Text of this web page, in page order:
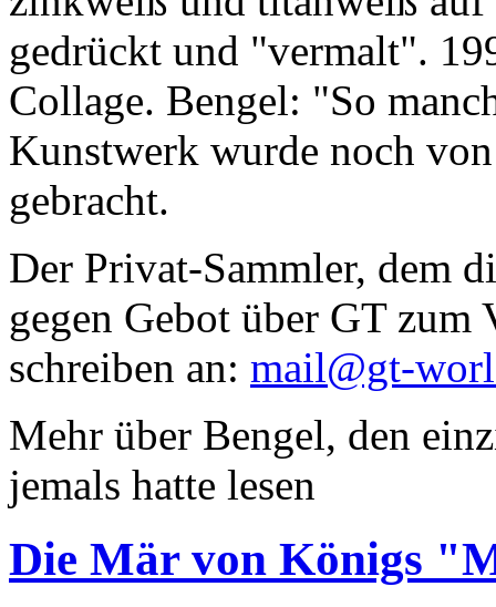
gedrückt und "vermalt".
Collage. Bengel: "So
Kunstwerk wurde noch
gebracht.
Der Privat-Sammler, dem
gegen Gebot über GT zum
schreiben an: mail@gt-
Mehr über Bengel, den
jemals hatte lesen
Die Mär von Königs